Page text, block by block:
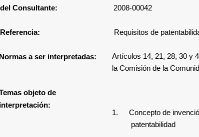
del Consultante: 2008-00042
Referencia: Requisitos de
a ser interpretadas:
Artículos 14, 21, 28, 30 y
la Comisión de la
objeto de
1.
Concepto de
patentabilidad